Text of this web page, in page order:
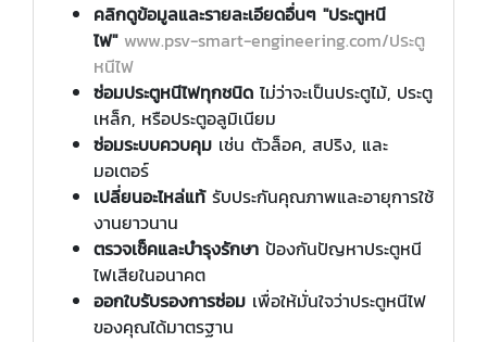
คลิกดูข้อมูลและรายละเอียดอื่นๆ "ประตูหนี
ไฟ" www.psv-smart-engineering.com/ประตู
หนีไฟ
ซ่อมประตูหนีไฟทุกชนิด ไม่ว่าจะเป็นประตูไม้, ประตู
เหล็ก, หรือประตูอลูมิเนียม
ซ่อมระบบควบคุม เช่น ตัวล็อค, สปริง, และ
มอเตอร์
เปลี่ยนอะไหล่แท้รับประกันคุณภาพและอายุการใช้
งานยาวนาน
ตรวจเช็คและบำรุงรักษา ป้องกันปัญหาประตูหนี
ไฟเสียในอนาคต
ออกใบรับรองการซ่อม เพื่อให้มั่นใจว่าประตูหนีไฟ
ของคุณได้มาตรฐาน